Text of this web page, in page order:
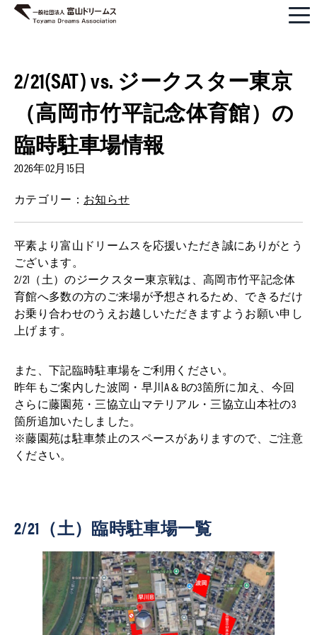
2/21(SAT) vs. ジークスター東京
（高岡市竹平記念体育館）の
臨時駐車場情報
2026年02月15日
カテゴリー： お知らせ
平素より富山ドリームスを応援いただき誠にありがとう
ございます。
2/21（土）のジークスター東京戦は、高岡市竹平記念体
育館へ多数の方のご来場が予想されるため、できるだけ
お乗り合わせのうえお越しいただきますようお願い申し
上げます。
また、下記臨時駐車場をご利用ください。
昨年もご案内した波岡・早川A＆Bの3箇所に加え、今回
さらに藤園苑・三協立山マテリアル・三協立山本社の3
箇所追加いたしました。
※藤園苑は駐車禁止のスペースがありますので、ご注意
ください。
2/21（土）臨時駐車場一覧